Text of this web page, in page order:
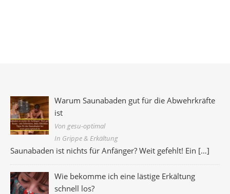
Warum Saunabaden gut für die Abwehrkräfte
ist
Von gesu-optimal
In Grippe & Erkältung
Saunabaden ist nichts für Anfänger? Weit gefehlt! Ein […]
Wie bekomme ich eine lästige Erkältung
schnell los?